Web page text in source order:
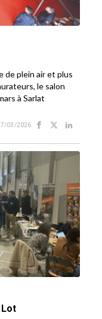
de plein air et plus
le salon
à Sarlat
03/2026
Lot